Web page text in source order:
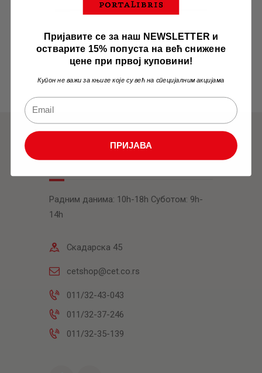
Одаберите категорију
Књижара
Радним данима: 10h-18h Суботом: 9h-
14h
Скадарска 45
cetshop@cet.co.rs
011/32-43-043
011/32-37-246
011/32-35-139
Пријавите се за наш NEWSLETTER и
остварите 15% попуста на већ снижене
цене при првој куповини!
Купон не важи за књиге које су већ на специјалним акцијама
ПРИЈАВА